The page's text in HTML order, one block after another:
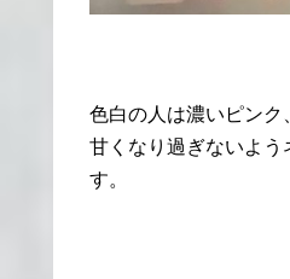
色白の人は濃いピンク
甘くなり過ぎないよ
す。